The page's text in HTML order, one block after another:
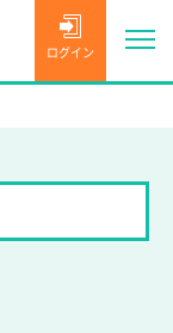
ログイン